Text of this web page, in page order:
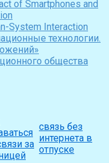
of Smartphones and
System Interaction
технологии.
общества
за
связь без
интернета в
отпуске